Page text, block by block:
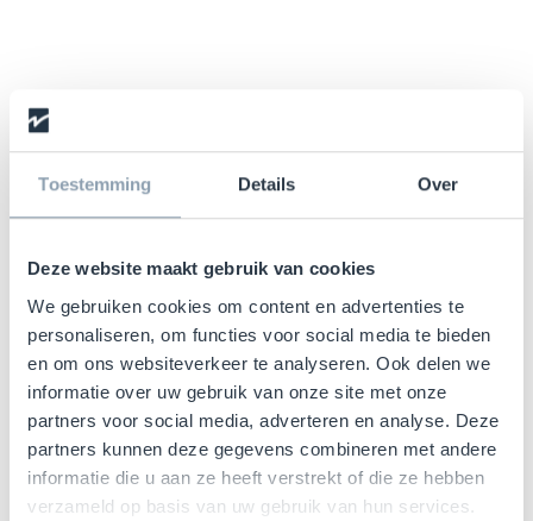
Toestemming Details Over
Deze website maakt gebruik van cookies
We gebruiken cookies om content en advertenties te
personaliseren, om functies voor social media te bieden
en om ons websiteverkeer te analyseren. Ook delen we
informatie over uw gebruik van onze site met onze
partners voor social media, adverteren en analyse. Deze
partners kunnen deze gegevens combineren met andere
informatie die u aan ze heeft verstrekt of die ze hebben
verzameld op basis van uw gebruik van hun services.
Extra zichtbaarheid waar u dat
nodig hebt.
Door inzicht te krijgen in diefstalpreventie op
artikelniveau kunnen retailers in de winkel
slimmere beslissingen nemen. Als u sneller
begrijpt wat er is kwijtgeraakt, wanneer en
waar in uw winkel, bent u beter in staat om
diefstal tegen te gaan en verlies te beperken.